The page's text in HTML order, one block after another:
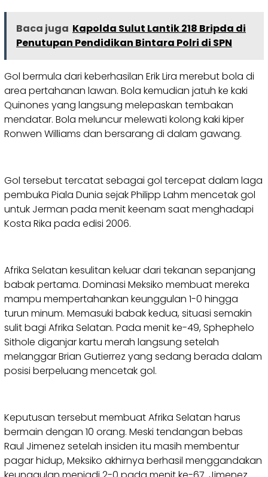
Baca juga Kapolda Sulut Lantik 218 Bripda di
Penutupan Pendidikan Bintara Polri di SPN
Gol bermula dari keberhasilan Erik Lira merebut bola di
area pertahanan lawan. Bola kemudian jatuh ke kaki
Quinones yang langsung melepaskan tembakan
mendatar. Bola meluncur melewati kolong kaki kiper
Ronwen Williams dan bersarang di dalam gawang.
Gol tersebut tercatat sebagai gol tercepat dalam laga
pembuka Piala Dunia sejak Philipp Lahm mencetak gol
untuk Jerman pada menit keenam saat menghadapi
Kosta Rika pada edisi 2006.
Afrika Selatan kesulitan keluar dari tekanan sepanjang
babak pertama. Dominasi Meksiko membuat mereka
mampu mempertahankan keunggulan 1-0 hingga
turun minum. Memasuki babak kedua, situasi semakin
sulit bagi Afrika Selatan. Pada menit ke-49, Sphephelo
Sithole diganjar kartu merah langsung setelah
melanggar Brian Gutierrez yang sedang berada dalam
posisi berpeluang mencetak gol.
Keputusan tersebut membuat Afrika Selatan harus
bermain dengan 10 orang. Meski tendangan bebas
Raul Jimenez setelah insiden itu masih membentur
pagar hidup, Meksiko akhirnya berhasil menggandakan